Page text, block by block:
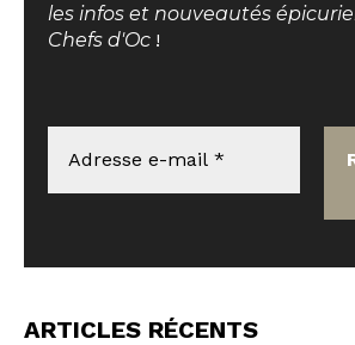
les infos et nouveautés
Chefs d'Oc !
ARTICLES RÉCENTS